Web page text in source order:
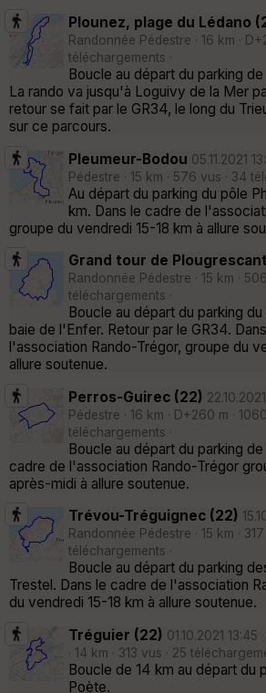
Plounez, plage du Lédano
Randonnée Pédestre · 16 km ·
téléchargements ·
Boucle au départ du parking
La rando va jusqu'à Loguivy de la Mer
retour se fait par le GR34, le long du
sur ce parcours.
Pleumeur-Bodou 05.11.2021
Pédestre · 15 km · 576 vus · 34
Au départ du parking du pôle
km. Dans le cadre de
groupe du vendredi 15-18 km à allure
Grand tour de Plougrescant
Randonnée Pédestre · 15 km ·
téléchargements ·
Boucle au départ du parking
baie de l'Enfer. Retour par le GR34.
l'association Rando-Trégor, groupe du
allure soutenue.
Perros-Guirec (22)
Pédestre · 16 km · D+260 m ·
téléchargements ·
Boucle au départ du parking
cadre de l'association Rando-Trégor
après-midi à allure soutenue.
Trévou-Tréguignec (22)
Randonnée Pédestre · 15 km ·
téléchargements ·
Boucle au départ du parking
Trestel. Dans le cadre de l'association
du vendredi 15-18 km à allure soutenue.
Tréguier (22) 01.10.2021
· 14 km · 313 vus · 25
Boucle de 14 km au départ du
Poète.